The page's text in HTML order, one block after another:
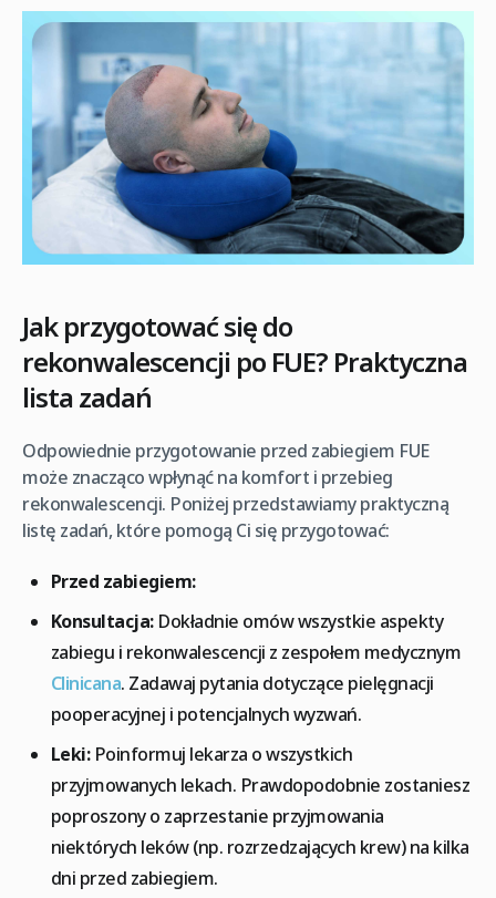
Jak przygotować się do
rekonwalescencji po FUE? Praktyczna
lista zadań
Odpowiednie przygotowanie przed zabiegiem FUE
może znacząco wpłynąć na komfort i przebieg
rekonwalescencji. Poniżej przedstawiamy praktyczną
listę zadań, które pomogą Ci się przygotować:
Przed zabiegiem:
Konsultacja:Dokładnie omów wszystkie aspekty
zabiegu i rekonwalescencji z zespołem medycznym
Clinicana. Zadawaj pytania dotyczące pielęgnacji
pooperacyjnej i potencjalnych wyzwań.
Leki:Poinformuj lekarza o wszystkich
przyjmowanych lekach. Prawdopodobnie zostaniesz
poproszony o zaprzestanie przyjmowania
niektórych leków (np. rozrzedzających krew) na kilka
dni przed zabiegiem.